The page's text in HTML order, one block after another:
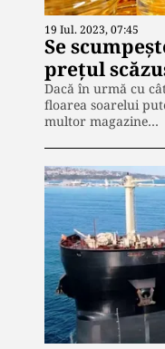
19 Iul. 2023, 07:45
Se
prețul
Dacă în urmă cu
floarea soarelui
multor magazine…